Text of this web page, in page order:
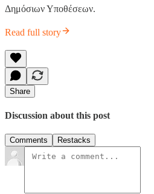
Δημόσιων Υποθέσεων.
Read full story
Share
Discussion about this post
Comments Restacks